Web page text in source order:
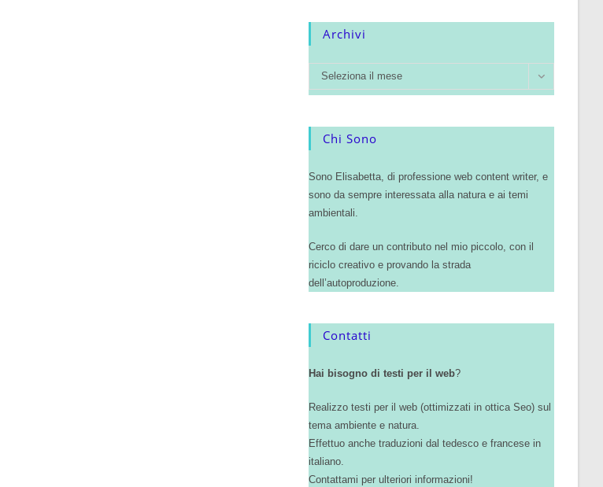
Archivi
Seleziona il mese
Chi Sono
Sono Elisabetta, di professione web content writer, e
sono da sempre interessata alla natura e ai temi
ambientali.
Cerco di dare un contributo nel mio piccolo, con il
riciclo creativo e provando la strada
dell’autoproduzione.
Contatti
Hai bisogno di testi per il web?
Realizzo testi per il web (ottimizzati in ottica Seo) sul
tema ambiente e natura.
Effettuo anche traduzioni dal tedesco e francese in
italiano.
Contattami per ulteriori informazioni!